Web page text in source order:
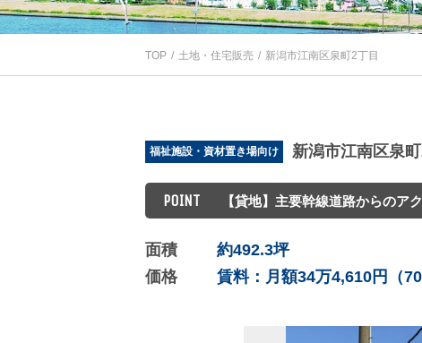
TOP 土地・住宅販売 新潟市江南区泉町2丁目
福祉施設・資材置き場向け 新潟市江南区泉町
POINT 【貸地】主要幹線道路からのア
面積
約492.3坪
価格
賃料：月額34万4,610円（